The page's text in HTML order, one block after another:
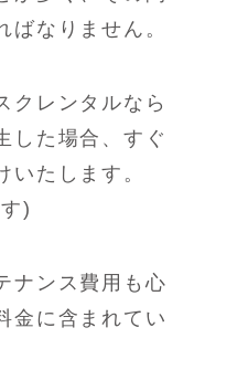
ばなりません。
クレンタルなら
した場合、すぐ
いたします。
)
ナンス費用も心
金に含まれてい